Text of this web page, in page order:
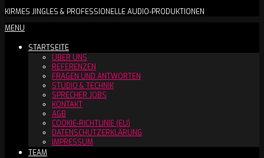
DCW
BOOKINGS™
KIRMES JINGLES & PROFESSIONELLE AUDIO-PRODUKTIONEN
Secondary
Menu
MENU
STARTSEITE
ÜBER UNS
REFERENZEN
FRAGEN UND ANTWORTEN
STUDIO & TECHNIK
SPRECHER JOBS
KONTAKT
AGB
COOKIE-RICHTLINIE (EU)
DATENSCHUTZERKLÄRUNG
IMPRESSUM
TEAM